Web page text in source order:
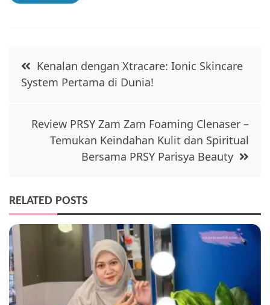
navigation
Kenalan dengan Xtracare: Ionic Skincare
System Pertama di Dunia!
Review PRSY Zam Zam Foaming Clenaser –
Temukan Keindahan Kulit dan Spiritual
Bersama PRSY Parisya Beauty
RELATED POSTS